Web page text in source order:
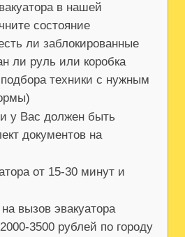
в нашей
состояние
ли заблокированные
ли руль или коробка
техники с нужным
у Вас должен быть
документов на
от 15-30 минут и
вызов эвакуатора
3500 рублей по городу